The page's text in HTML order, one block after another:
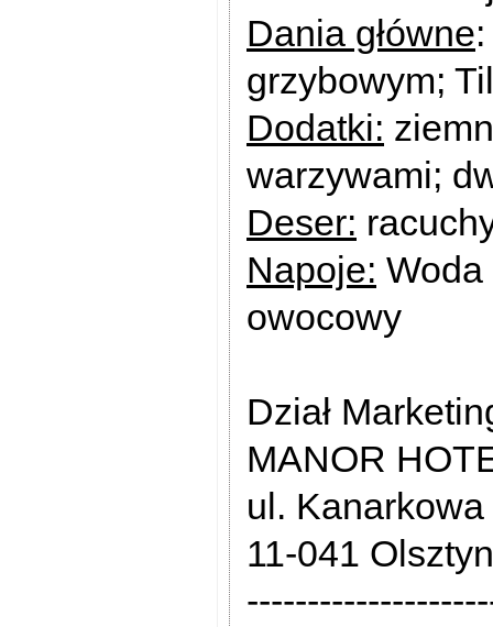
Dania główne
grzybowym;
Dodatki:
warzywami;
Deser:
Napoje:
owocowy
Dział
MANOR
ul. Kanarkowa
11-041 Olsztyn